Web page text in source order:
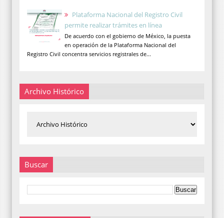
Plataforma Nacional del Registro Civil
permite realizar trámites en línea
De acuerdo con el gobierno de México, la puesta
en operación de la Plataforma Nacional del
Registro Civil concentra servicios registrales de...
Archivo Histórico
Buscar